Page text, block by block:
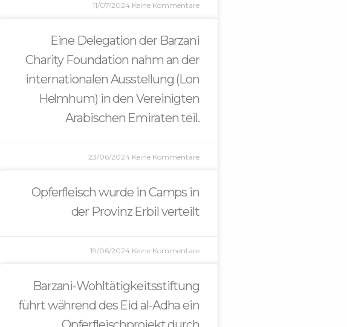
11/07/2024 Keine Kommentare
Eine Delegation der Barzani
Charity Foundation nahm an der
internationalen Ausstellung (Lon
Helmhum) in den Vereinigten
Arabischen Emiraten teil.
23/06/2024 Keine Kommentare
Opferfleisch wurde in Camps in
der Provinz Erbil verteilt
19/06/2024 Keine Kommentare
Barzani-Wohltätigkeitsstiftung
führt während des Eid al-Adha ein